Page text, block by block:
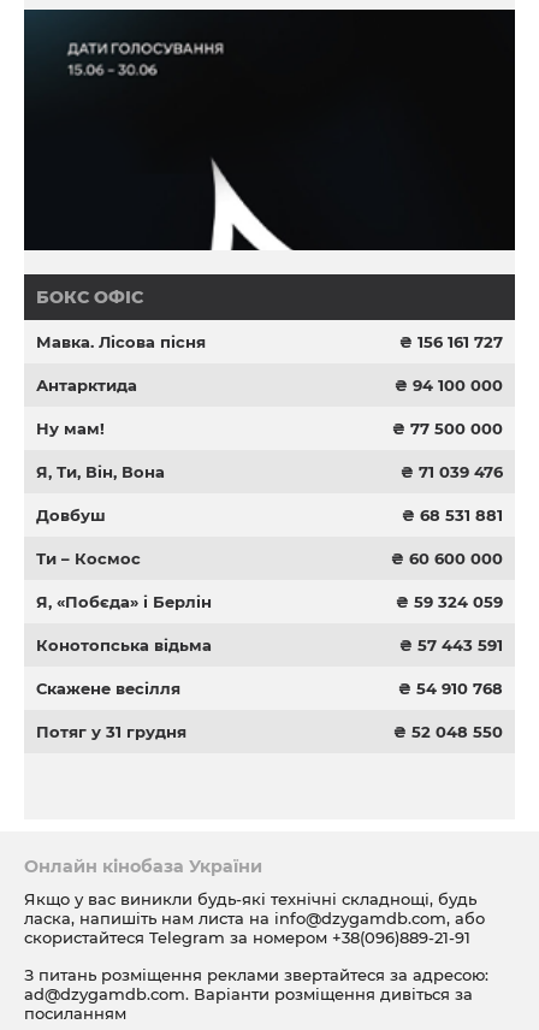
БОКС ОФІС
Мавка. Лісова пісня ₴ 156 161 727
Антарктида ₴ 94 100 000
Ну мам! ₴ 77 500 000
Я, Ти, Він, Вона ₴ 71 039 476
Довбуш ₴ 68 531 881
Ти – Космос ₴ 60 600 000
Я, «Побєда» і Берлін ₴ 59 324 059
Конотопська відьма ₴ 57 443 591
Скажене весілля ₴ 54 910 768
Потяг у 31 грудня ₴ 52 048 550
Онлайн кінобаза України
Якщо у вас виникли будь-які технічні складнощі, будь
ласка, напишіть нам листа на info@dzygamdb.com, або
скористайтеся Telegram за номером +38(096)889-21-91
З питань розміщення реклами звертайтеся за адресою:
ad@dzygamdb.com. Варіанти розміщення дивіться за
посиланням